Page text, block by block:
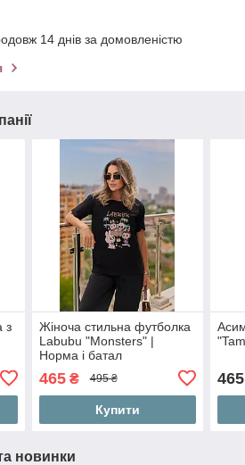
14 днів за домовленістю
з
Жіноча стильна футболка
Labubu "Monsters" |
Норма і батал
465₴ 495 ₴
Купити
465
новинки